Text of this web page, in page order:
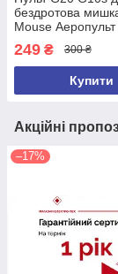
бездротова
Mouse Аеропульт
ГІРОСКОПОП
249 ₴ 300 ₴
Купити
Акційні
–17%